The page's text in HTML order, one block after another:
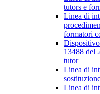
tutors e
Linea di
formatori
13488 del
tutor
Linea di
Linea di